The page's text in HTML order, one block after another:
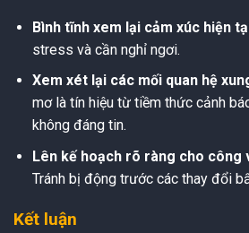
Bình tĩnh xem lại cảm xúc hiện
stress và cần nghỉ ngơi.
Xem xét lại các mối quan hệ
mơ là tín hiệu từ tiềm thức cảnh
không đáng tin.
Lên kế hoạch rõ ràng cho công
Tránh bị động trước các thay đổi
Kết luận